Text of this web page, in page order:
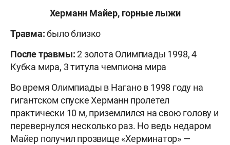
Херманн Майер, горные лыжи
Травма:было близко
После травмы:2 золота Олимпиады 1998, 4
Кубка мира, 3 титула чемпиона мира
Во время Олимпиады в Нагано в 1998 году на
гигантском спуске Херманн пролетел
практически 10 м, приземлился на свою голову и
перевернулся несколько раз. Но ведь недаром
Майер получил прозвище «Херминатор» —